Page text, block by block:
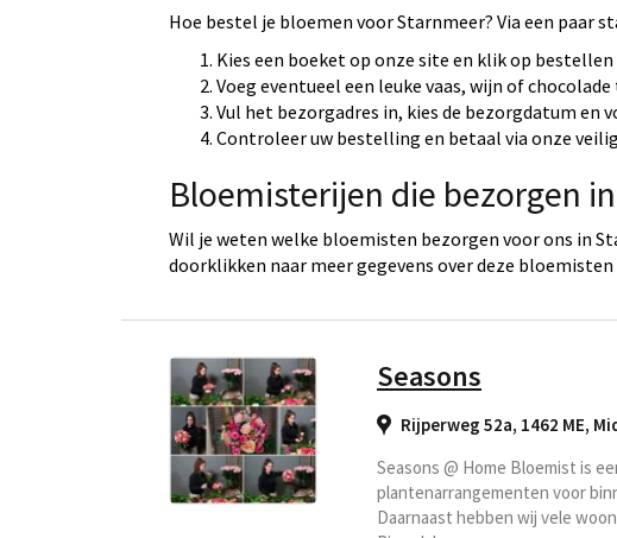
Hoe bestel je bloemen voor Starnmeer? Via een paar
Kies een boeket op onze site en klik op bestellen
Voeg eventueel een leuke vaas, wijn of chocolade
Vul het bezorgadres in, kies de bezorgdatum
Controleer uw bestelling en betaal via onze
Bloemisterijen die bezorgen
Wil je weten welke bloemisten bezorgen voor ons in
doorklikken naar meer gegevens over deze
Seasons
Rijperweg 52a, 1462 ME,
Seasons @ Home Bloemist is
plantenarrangementen voor
Daarnaast hebben wij vele